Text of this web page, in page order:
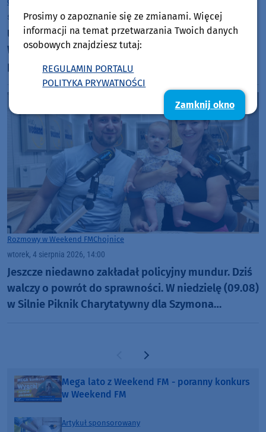
środa, 5 sierpnia 2026, 06:57
Ułańskie dziedzictwo utrwalone na ścianie szkoły.
W Nowej Cerkwi w gminie Chojnice powstał
patriotyczny mural
Rozmowy w Weekend FMChojnice
wtorek, 4 sierpnia 2026, 14:00
Jeszcze niedawno zakładał policyjny mundur. Dziś
walczy o powrót do sprawności. W niedzielę (09.08)
w Silnie Piknik Charytatywny dla Szymona
Poprzednia strona
Następna strona
Mega lato z Weekend FM - poranny konkurs
w Weekend FM
Artykuł sponsorowany
Prosimy o zapoznanie się ze zmianami. Więcej
informacji na temat przetwarzania Twoich danych
osobowych znajdziesz tutaj:
REGULAMIN PORTALU
POLITYKA PRYWATNOŚCI
Zamknij okno